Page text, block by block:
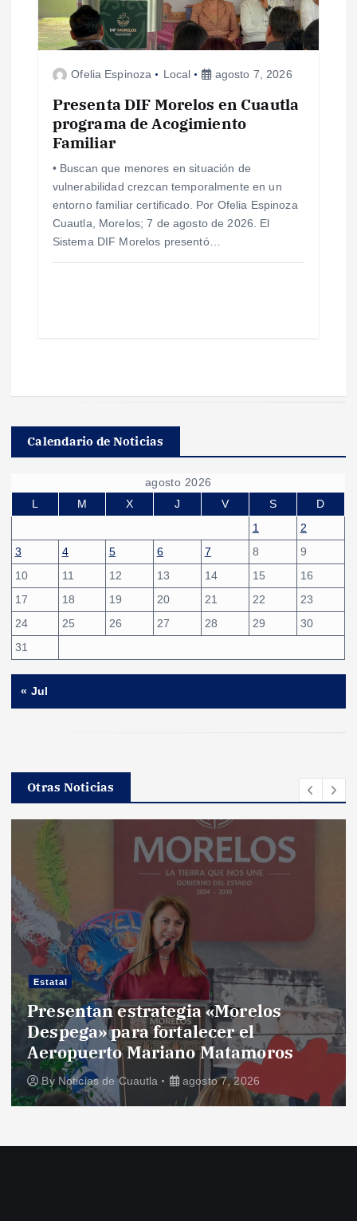
Ofelia Espinoza Local agosto 7, 2026
Presenta DIF Morelos en Cuautla
programa de Acogimiento
Familiar
• Buscan que menores en situación de
vulnerabilidad crezcan temporalmente en un
entorno familiar certificado. Por Ofelia Espinoza
Cuautla, Morelos; 7 de agosto de 2026. El
Sistema DIF Morelos presentó…
Calendario de Noticias
agosto 2026
L
M X J V S
D
1
2
3
4 5 6 7 8
9
10
11 12 13 14 15
16
17
18 19 20 21 22
23
24
25 26 27 28 29
30
31
« Jul
Otras Noticias
Estatal
Presentan estrategia «Morelos
Despega» para fortalecer el
Aeropuerto Mariano Matamoros
By Noticias de Cuautla agosto 7, 2026